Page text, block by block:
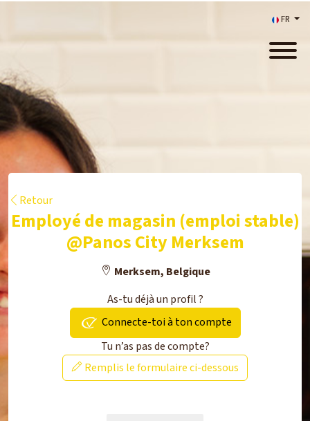
FR
Retour
Employé de magasin (emploi stable)
@Panos City Merksem
Merksem, Belgique
As-tu déjà un profil ?
Connecte-toi à ton compte
Tu n’as pas de compte?
Remplis le formulaire ci-dessous